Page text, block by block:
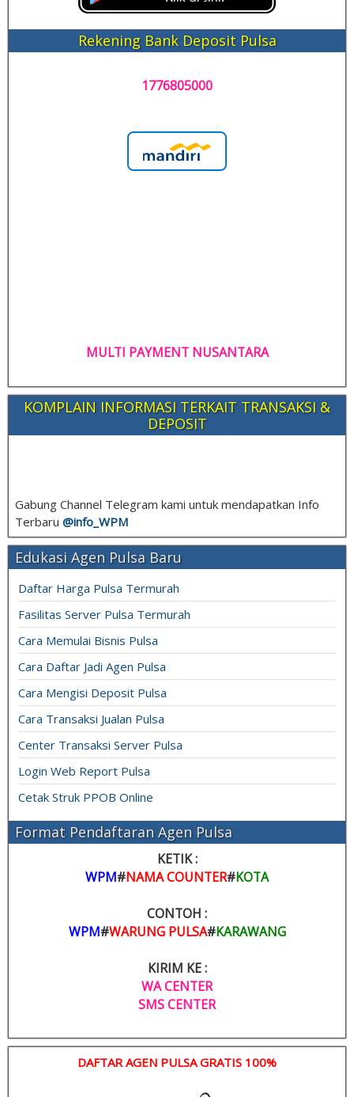
Rekening Bank Deposit Pulsa
1776805000
MULTI PAYMENT NUSANTARA
KOMPLAIN INFORMASI TERKAIT TRANSAKSI &
DEPOSIT
Gabung Channel Telegram kami untuk mendapatkan Info
Terbaru @info_ WPM
Edukasi Agen Pulsa Baru
Daftar Harga Pulsa Termurah
Fasilitas Server Pulsa Termurah
Cara Memulai Bisnis Pulsa
Cara Daftar Jadi Agen Pulsa
Cara Mengisi Deposit Pulsa
Cara Transaksi Jualan Pulsa
Center Transaksi Server Pulsa
Login Web Report Pulsa
Cetak Struk PPOB Online
Format Pendaftaran Agen Pulsa
KETIK :
WPM#NAMA COUNTER#KOTA
CONTOH :
WPM#WARUNG PULSA#KARAWANG
KIRIM KE :
WA CENTER
SMS CENTER
DAFTAR AGEN PULSA GRATIS 100%